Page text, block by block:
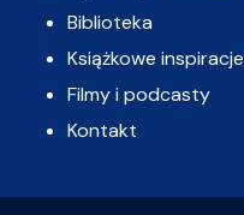
Biblioteka
Książkowe inspiracje
Filmy i podcasty
Kontakt